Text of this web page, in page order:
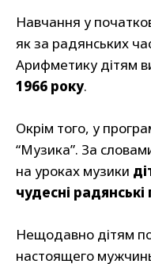
Навчання у
як за радянських
Арифметику дітям
1966 року.
Окрім того, у
“Музика”. За
на уроках музики
чудесні радянські
Нещодавно дітям
настоящего